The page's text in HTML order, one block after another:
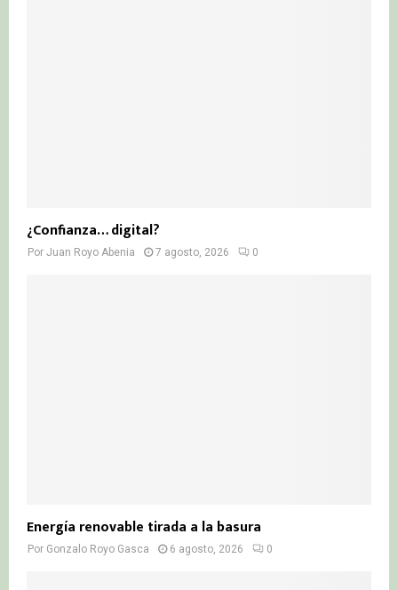
¿Confianza… digital?
Por Juan Royo Abenia 7 agosto, 2026 0
Energía renovable tirada a la basura
Por Gonzalo Royo Gasca 6 agosto, 2026 0